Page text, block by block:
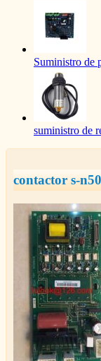
Suministro de
suministro de
contactor s-